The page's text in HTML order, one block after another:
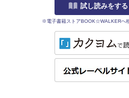
試し読みをする
※電子書籍ストアBOOK☆WALKERへ移